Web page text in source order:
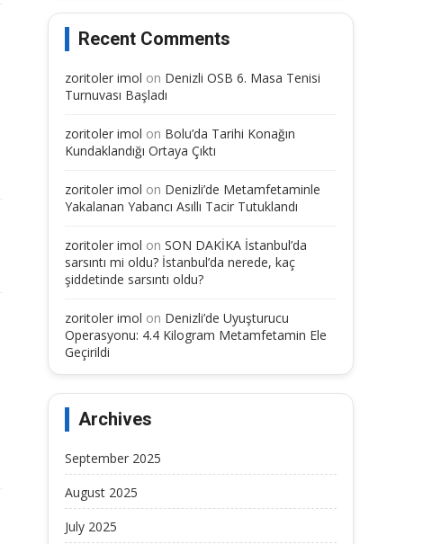
Recent Comments
zoritoler imol on Denizli OSB 6. Masa Tenisi
Turnuvası Başladı
zoritoler imol on Bolu’da Tarihi Konağın
Kundaklandığı Ortaya Çıktı
zoritoler imol on Denizli’de Metamfetaminle
Yakalanan Yabancı Asıllı Tacir Tutuklandı
zoritoler imol on SON DAKİKA İstanbul’da
sarsıntı mi oldu? İstanbul’da nerede, kaç
şiddetinde sarsıntı oldu?
zoritoler imol on Denizli’de Uyuşturucu
Operasyonu: 4.4 Kilogram Metamfetamin Ele
Geçirildi
Archives
September 2025
August 2025
July 2025